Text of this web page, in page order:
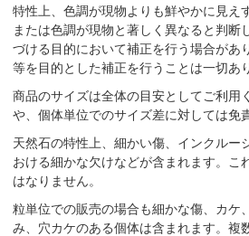
特性上、色調が現物よりも鮮やかに見え
または色調が現物と著しく異なると判断
づける目的において補正を行う場合があ
等を目的とした補正を行うことは一切あ
商品のサイズは全体の目安としてご利用
や、個体単位でのサイズ差に対しては免
天然石の特性上、細かい傷、インクルー
おける細かな欠けなどが含まれます。こ
はなりません。
粒単位での販売の場合も細かな傷、カケ
み、穴カケのある個体は含まれます。複